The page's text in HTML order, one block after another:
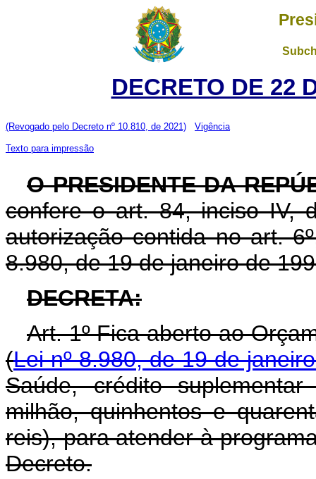
DECRETO DE 22
(Revogado pelo Decreto nº 10.810, de 2021) Vigência
Texto para impressão
O PRESIDENTE DA
confere o art. 84, inciso IV,
autorização contida no art.
8.980, de 19 de janeiro de
DECRETA:
Art. 1º Fica aberto ao
(Lei nº 8.980, de 19 de
Saúde, crédito
milhão, quinhentos e
reis), para atender à
Decreto.